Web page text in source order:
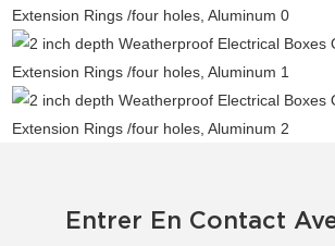
Entrer En Contact